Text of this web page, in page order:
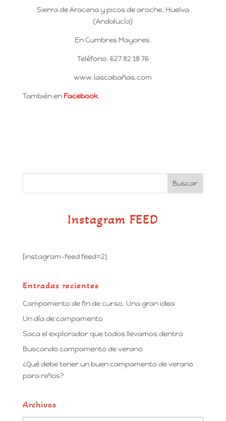
Sierra de Aracena y picos de aroche, Huelva
(Andalucía)
En Cumbres Mayores.
Teléfono: 627 82 18 76
www.lascabañas.com
También en Facebook
Instagram FEED
[instagram-feed feed=2]
Entradas recientes
Campamento de fin de curso. Una gran idea
Un día de campamento
Saca el explorador que todos llevamos dentro
Buscando campamento de verano
¿Qué debe tener un buen campamento de verano
para niños?
Archivos